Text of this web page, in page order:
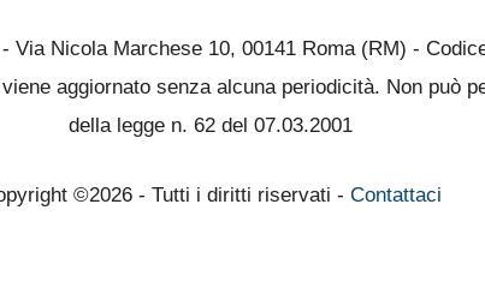
Via Nicola Marchese 10, 00141 Roma (RM) -
aggiornato senza alcuna periodicità. Non può
della legge n. 62 del 07.03.2001
©2026 - Tutti i diritti riservati - Contattaci